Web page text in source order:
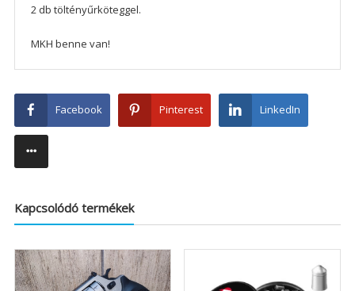
2 db töltényűrköteggel.
MKH benne van!
Facebook Pinterest LinkedIn
Kapcsolódó termékek